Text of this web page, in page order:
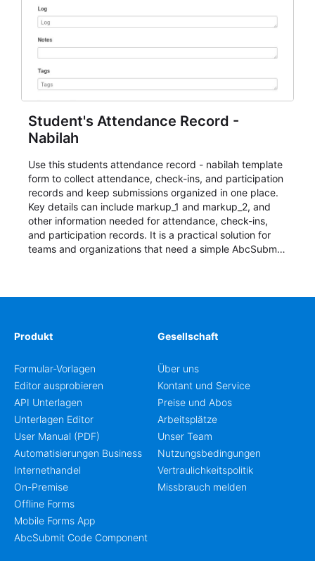
Student's Attendance Record -
Nabilah
Use this students attendance record - nabilah template
form to collect attendance, check-ins, and participation
records and keep submissions organized in one place.
Key details can include markup_1 and markup_2, and
other information needed for attendance, check-ins,
and participation records. It is a practical solution for
teams and organizations that need a simple AbcSubmit
Produkt
Formular-Vorlagen
Editor ausprobieren
API Unterlagen
Unterlagen Editor
User Manual (PDF)
Automatisierungen Business
Internethandel
On-Premise
Offline Forms
Mobile Forms App
AbcSubmit Code Component
Gesellschaft
Über uns
Kontant und Service
Preise und Abos
Arbeitsplätze
Unser Team
Nutzungsbedingungen
Vertraulichkeitspolitik
Missbrauch melden